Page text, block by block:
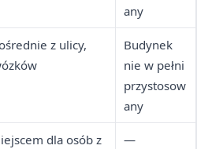
any
z ulicy,
Budynek
nie w pełni
przystosow
any
dla osób z
—